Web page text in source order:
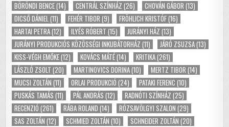
BÖRÖNDI BENCE(14) CENTRÁL SZÍNHÁZ (26) CHOVÁN GÁBOR (13)
DICSŐ DÁNIEL(11) FEHÉR TIBOR (9) FRÖHLICH KRISTÓF(16)
HARTAI PETRA(12) ILYÉS RÓBERT (15) JURÁNYI HÁZ (13)
JURÁNYI PRODUKCIÓS KÖZÖSSÉGI INKUBÁTORHÁZ (11) JÁRÓ ZSUZSA(13)
KISS-VÉGH EMŐKE(12) KOVÁCS MÁTÉ(14) KRITIKA(261)
LÁSZLÓ ZSOLT (20) MARTINOVICS DORINA(10) MERTZ TIBOR (14)
MUCSI ZOLTÁN (11) ORLAI PRODUKCIÓ (24) PATAKI FERENC (10)
PUSKÁS TAMÁS (11) PÁL ANDRÁS (12) RADNÓTI SZÍNHÁZ (25)
RECENZIÓ (261) RÁBA ROLAND (14) RÓZSAVÖLGYI SZALON (29)
SAS ZOLTÁN (12) SCHMIED ZOLTÁN (10) SCHNEIDER ZOLTÁN (20)